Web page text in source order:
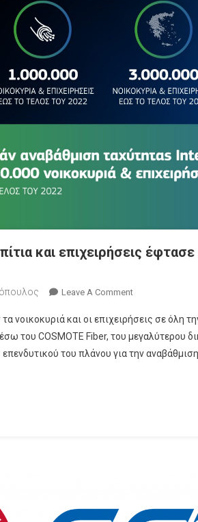
και επιχειρήσεις
Leave A CommentOn
Σε
650.000
Σπίτια
Εκατ.
νοικοκυριά και οι επιχειρήσεις σε όλη
του COSMOTE Fiber, του μεγαλύτερου
του πλάνου για την